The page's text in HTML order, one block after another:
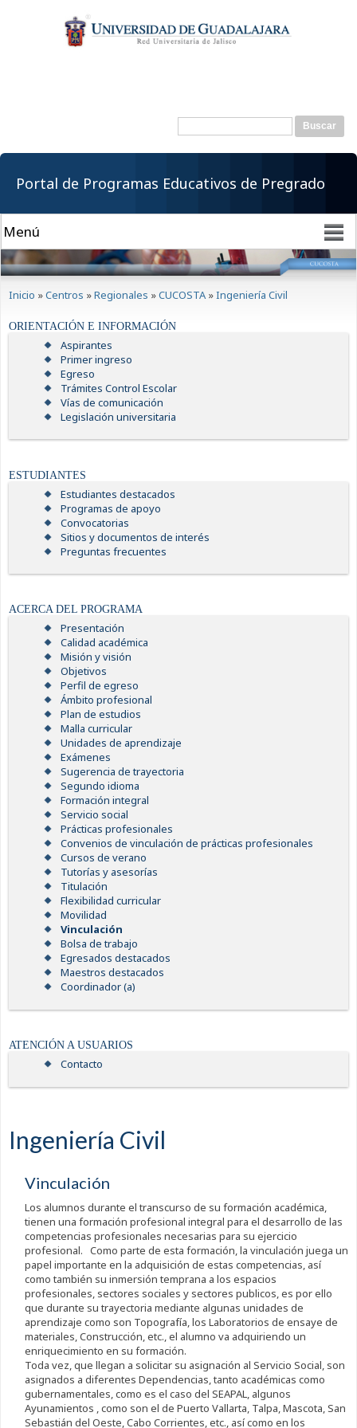
contenido
principal
Formulario de
Buscar
Portal de Programas Educativos de Pregrado
Inicio »Centros »Regionales »CUCOSTA »Ingeniería Civil
ORIENTACIÓN E INFORMACIÓN
Aspirantes
Primer ingreso
Egreso
Trámites Control Escolar
Vías de comunicación
Legislación universitaria
ESTUDIANTES
Estudiantes destacados
Programas de apoyo
Convocatorias
Sitios y documentos de interés
Preguntas frecuentes
ACERCA DEL PROGRAMA
Presentación
Calidad académica
Misión y visión
Objetivos
Perfil de egreso
Ámbito profesional
Plan de estudios
Malla curricular
Unidades de aprendizaje
Exámenes
Sugerencia de trayectoria
Segundo idioma
Formación integral
Servicio social
Prácticas profesionales
Convenios de vinculación de prácticas profesionales
Cursos de verano
Tutorías y asesorías
Titulación
Flexibilidad curricular
Movilidad
Vinculación
Bolsa de trabajo
Egresados destacados
Maestros destacados
Coordinador (a)
ATENCIÓN A USUARIOS
Contacto
Ingeniería Civil
Vinculación
Los alumnos durante el transcurso de su formación académica,
tienen una formación profesional integral para el desarrollo de las
competencias profesionales necesarias para su ejercicio
profesional. Como parte de esta formación, la vinculación juega un
papel importante en la adquisición de estas competencias, así
como también su inmersión temprana a los espacios
profesionales, sectores sociales y sectores publicos, es por ello
que durante su trayectoria mediante algunas unidades de
aprendizaje como son Topografía, los Laboratorios de ensaye de
materiales, Construcción, etc., el alumno va adquiriendo un
enriquecimiento en su formación.
Toda vez, que llegan a solicitar su asignación al Servicio Social, son
asignados a diferentes Dependencias, tanto académicas como
gubernamentales, como es el caso del SEAPAL, algunos
Ayunamientos , como son el de Puerto Vallarta, Talpa, Mascota, San
Sebastián del Oeste, Cabo Corrientes, etc., así como en los